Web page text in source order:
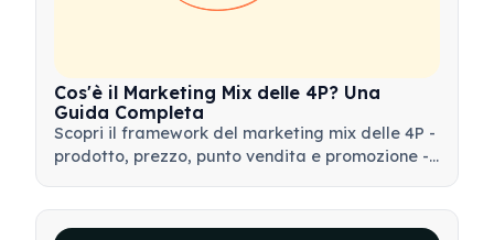
Cos'è il Marketing Mix delle 4P? Una
Guida Completa
Scopri il framework del marketing mix delle 4P -
prodotto, prezzo, punto vendita e promozione -